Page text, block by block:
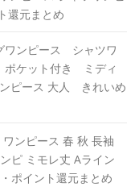
還元まとめ
ンピース シャツワ
ケット付き ミディ
ピース 大人 きれいめ
ンピース 春 秋 長袖
ピ ミモレ丈 Aライン
ポイント還元まとめ